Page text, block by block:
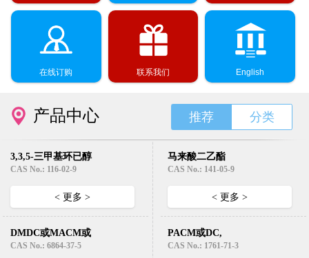
在线订购 联系我们 English
产品中心 推荐 分类
3,3,5-三甲基环已醇
(异佛尔醇）
CAS No.: 116-02-9
< 更多 >
马来酸二乙酯
Diethyl Maleate
CAS No.: 141-05-9
< 更多 >
DMDC或MACM或
EC331( 3,3’-二甲基-
CAS No.: 6864-37-5
PACM或DC,
HMDA （4,4’-二氨
CAS No.: 1761-71-3